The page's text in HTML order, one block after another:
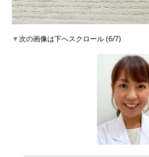
▼次の画像は下へスクロール (6/7)